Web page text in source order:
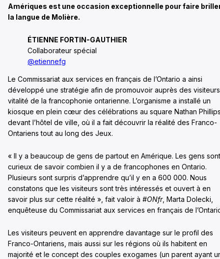
Amériques est une occasion exceptionnelle pour faire
la langue de Molière.
ÉTIENNE FORTIN-GAUTHIER
Collaborateur spécial
@etiennefg
Le Commissariat aux services en français de l’Ontario a ainsi
développé une stratégie afin de promouvoir auprès des
vitalité de la francophonie ontarienne. L’organisme a installé un
kiosque en plein cœur des célébrations au square Nathan
devant l’hôtel de ville, où il a fait découvrir la réalité des Franco-
Ontariens tout au long des Jeux.
« Il y a beaucoup de gens de partout en Amérique. Les gens sont
curieux de savoir combien il y a de francophones en Ontario.
Plusieurs sont surpris d’apprendre qu’il y en a 600 000. Nous
constatons que les visiteurs sont très intéressés et ouvert à en
savoir plus sur cette réalité », fait valoir à #ONfr, Marta Dolecki,
enquêteuse du Commissariat aux services en français de
Les visiteurs peuvent en apprendre davantage sur le profil des
Franco-Ontariens, mais aussi sur les régions où ils habitent en
majorité et le concept des couples exogames (un parent ayant